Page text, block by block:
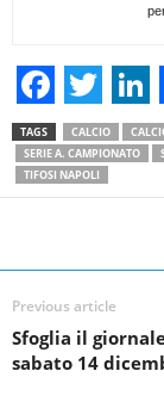
F
a
c
b
o
o
T
w
i
t
e
r
L
i
n
e
d
I
TAGS CALCIO
SERIE A. CAMPIONATO
TIFOSI NAPOLI
Previous article
Sfoglia il
sabato 14